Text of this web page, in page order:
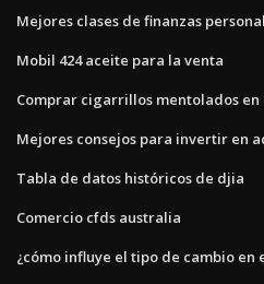
Mejores clases de finanzas
Mobil 424 aceite para la venta
Comprar cigarrillos mentolados en
Mejores consejos para invertir en
Tabla de datos históricos de djia
Comercio cfds australia
¿cómo influye el tipo de cambio en